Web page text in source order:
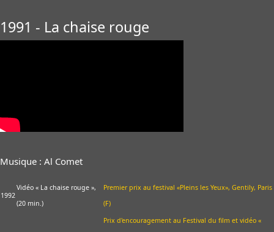
1991 - La chaise rouge
Musique : Al Comet
1992
Vidéo « La chaise rouge »,
(20 min.)
Premier prix au festival «Pleins les Yeux», Gentily, Paris
(F)
Prix d'encouragement au Festival du film et vidéo «